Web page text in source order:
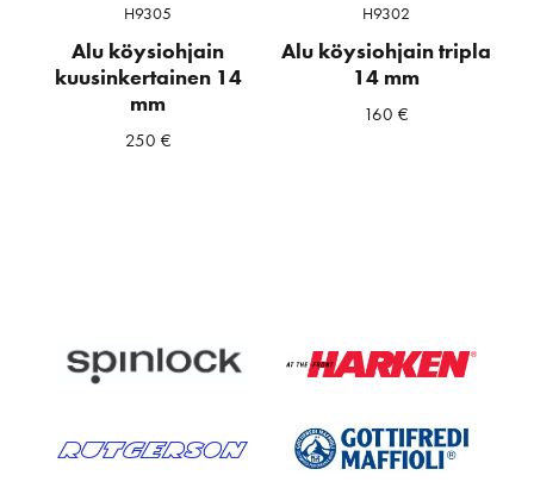
H9305
Alu köysiohjain
kuusinkertainen 14
mm
250 €
H9302
Alu köysiohjain tripla
14 mm
160 €